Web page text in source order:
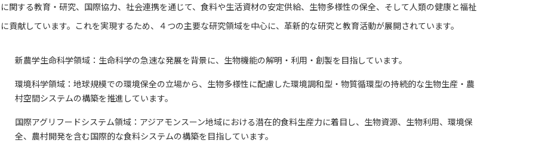
に関する教育・研究、国際協力、社会連携を通じて、食料や生活資材の安定供給、生物多様性の保全、そして人類の健康と福祉
に貢献しています。これを実現するため、４つの主要な研究領域を中心に、革新的な研究と教育活動が展開されています。
新農学生命科学領域：生命科学の急速な発展を背景に、生物機能の解明・利用・創製を目指しています。
環境科学領域：地球規模での環境保全の立場から、生物多様性に配慮した環境調和型・物質循環型の持続的な生物生産・農
村空間システムの構築を推進しています。
国際アグリフードシステム領域：アジアモンスーン地域における潜在的食料生産力に着目し、生物資源、生物利用、環境保
全、農村開発を含む国際的な食料システムの構築を目指しています。